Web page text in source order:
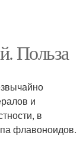
Польза
и
в
флавоноидов.